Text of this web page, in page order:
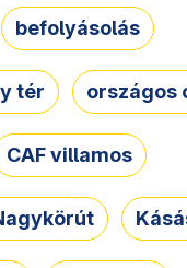
befolyásolás
tér országos
CAF villamos